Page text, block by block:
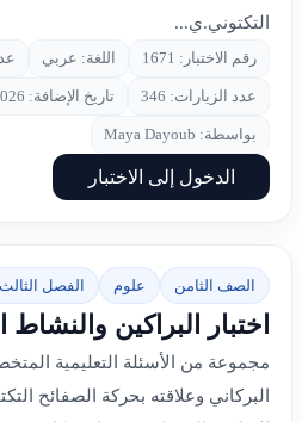
التكتوني.ي...
رقم الاختبار: 1671 اللغة: عربي
عدد الزيارات: 346 تاريخ الإضافة: 2026-06-02
بواسطة: Maya Dayoub
الدخول إلى الاختبار
الصف الثامن علوم الفصل الثالث
اختبار البراكين والنشاط
مجموعة من الأسئلة التعليمية
البركاني وعلاقته بحركة الصفائح